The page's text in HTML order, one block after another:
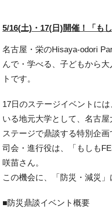
5/16(土)・17(日)開催！「も
名古屋・栄のHisaya-odori
んで・学べる、子どもから
トです。
17日のステージイベントに
いる地元大学として、名古
ステージで鼎談する特別企画
司会・進行役は、「もしも
咲苗さん。
この機会に、「防災・減災
■防災鼎談イベント概要